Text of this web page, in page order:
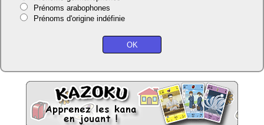
Prénoms arabophones
Prénoms d'origine indéfinie